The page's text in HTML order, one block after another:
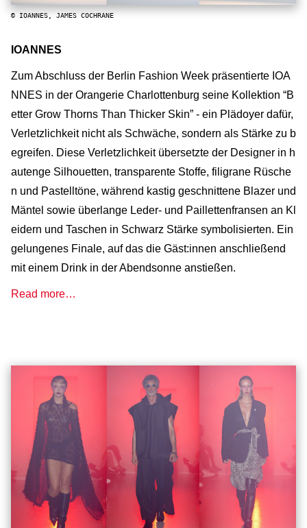
© IOANNES, JAMES COCHRANE
IOANNES
Zum Abschluss der Berlin Fashion Week präsentierte IOA
NNES in der Orangerie Charlottenburg seine Kollektion “B
etter Grow Thorns Than Thicker Skin” - ein Plädoyer dafür,
Verletzlichkeit nicht als Schwäche, sondern als Stärke zu b
egreifen. Diese Verletzlichkeit übersetzte der Designer in h
autenge Silhouetten, transparente Stoffe, filigrane Rüsche
n und Pastelltöne, während kastig geschnittene Blazer und
Mäntel sowie überlange Leder- und Paillettenfransen an Kl
eidern und Taschen in Schwarz Stärke symbolisierten. Ein
gelungenes Finale, auf das die Gäst:innen anschließend
mit einem Drink in der Abendsonne anstießen.
Read more…